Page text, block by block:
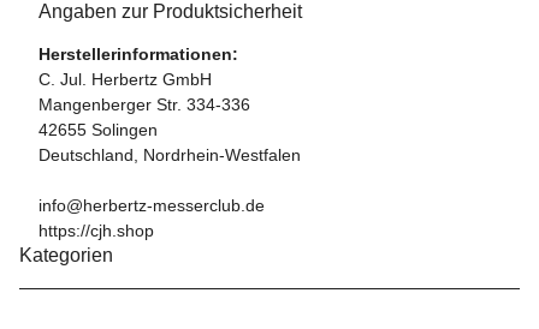
Angaben zur Produktsicherheit
Herstellerinformationen:
C. Jul. Herbertz GmbH
Mangenberger Str. 334-336
42655 Solingen
Deutschland, Nordrhein-Westfalen
info@herbertz-messerclub.de
https://cjh.shop
Kategorien